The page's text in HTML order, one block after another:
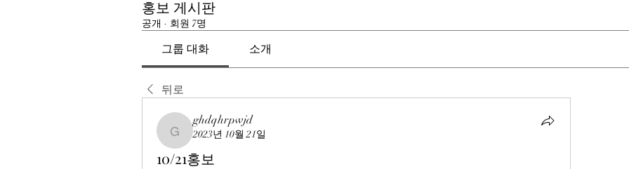
홍보 게시판
공개 · 회원 7명
그룹 대화 소개
뒤로
ghdqhrpwjd
ghdqhrpwjd
2023년 10월 21일
10/21홍보